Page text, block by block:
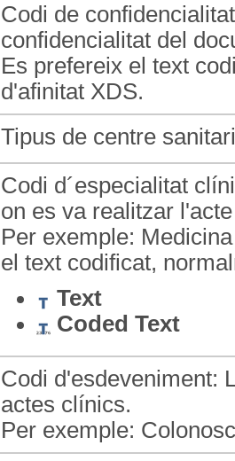
Codi de
confidencialitat del
Es prefereix el text
d'afinitat XDS.
Tipus de centre
Codi d´especialitat
on es va realitzar
Per exemple:
el text codificat,
Text
Coded Text
Codi d'esdeveniment:
actes clínics.
Per exemple: